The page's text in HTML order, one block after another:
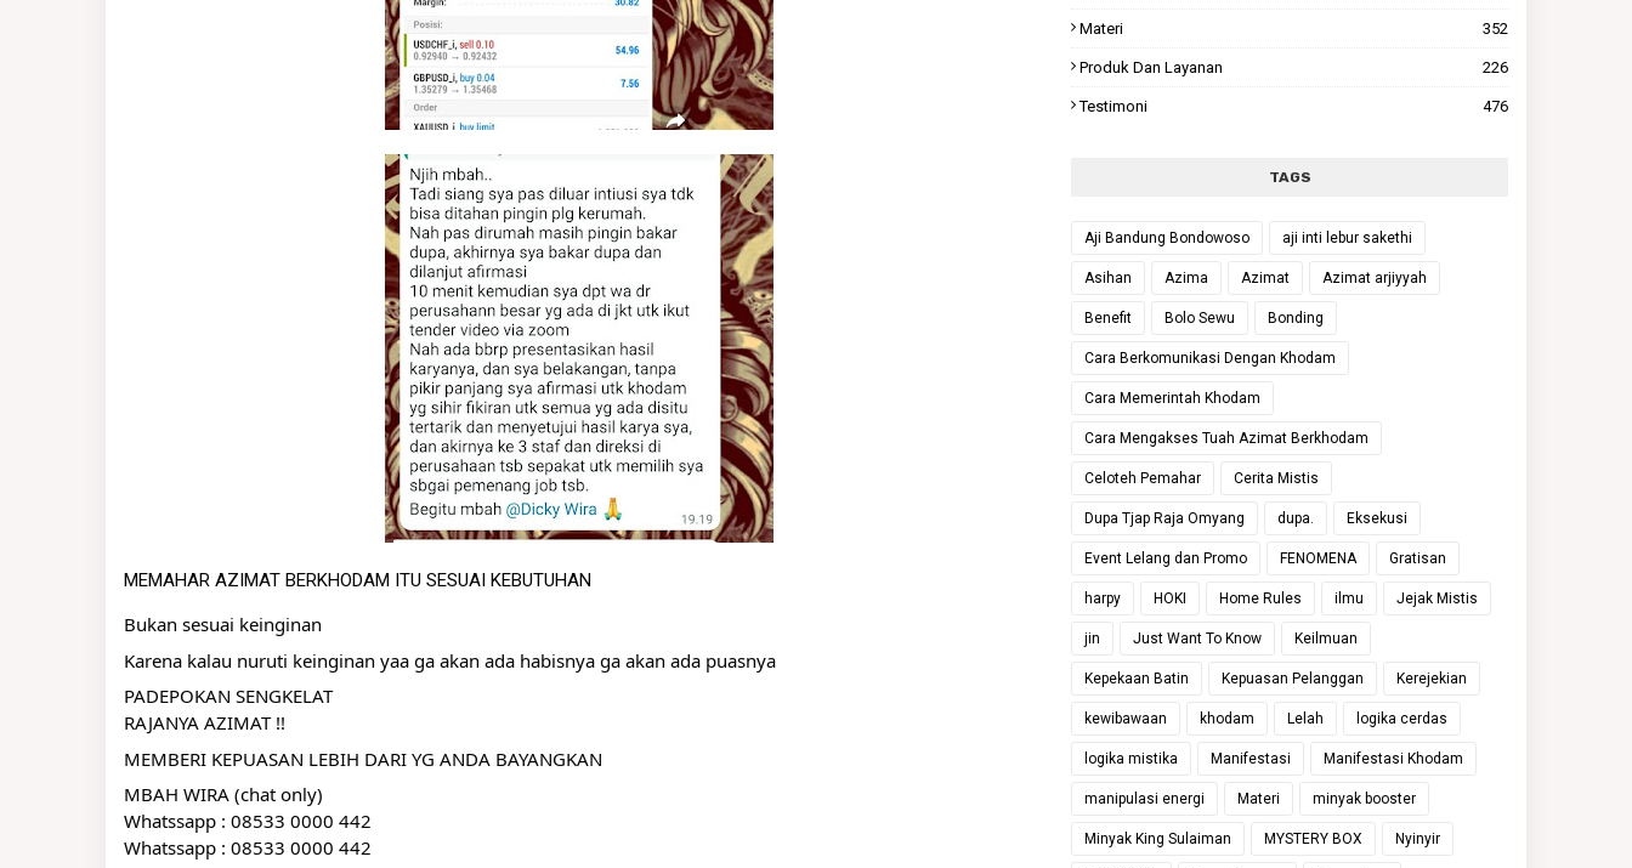
MEMAHAR AZIMAT BERKHODAM ITU SESUAI KEBUTUHAN
Bukan sesuai keinginan
Karena kalau nuruti keinginan yaa ga akan ada habisnya ga akan ada puasnya
PADEPOKAN SENGKELAT
RAJANYA AZIMAT !!
MEMBERI KEPUASAN LEBIH DARI YG ANDA BAYANGKAN
MBAH WIRA (chat only)
Whatssapp : 08533 0000 442
Whatssapp : 08533 0000 442
Materi 352
Produk Dan Layanan 226
Testimoni 476
TAGS
Aji Bandung Bondowoso aji inti lebur sakethi
Asihan Azima Azimat Azimat arjiyyah
Benefit Bolo Sewu Bonding
Cara Berkomunikasi Dengan Khodam
Cara Memerintah Khodam
Cara Mengakses Tuah Azimat Berkhodam
Celoteh Pemahar Cerita Mistis
Dupa Tjap Raja Omyang dupa. Eksekusi
Event Lelang dan Promo FENOMENA Gratisan
harpy HOKI Home Rules ilmu Jejak Mistis
jin Just Want To Know Keilmuan
Kepekaan Batin Kepuasan Pelanggan Kerejekian
kewibawaan khodam Lelah logika cerdas
logika mistika Manifestasi Manifestasi Khodam
manipulasi energi Materi minyak booster
Minyak King Sulaiman MYSTERY BOX Nyinyir